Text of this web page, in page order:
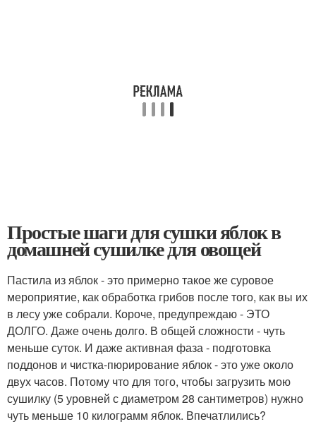
Простые шаги для сушки яблок в
домашней сушилке для овощей
Пастила из яблок - это примерно такое же суровое
мероприятие, как обработка грибов после того, как вы их
в лесу уже собрали. Короче, предупреждаю - ЭТО
ДОЛГО. Даже очень долго. В общей сложности - чуть
меньше суток. И даже активная фаза - подготовка
поддонов и чистка-пюрирование яблок - это уже около
двух часов. Потому что для того, чтобы загрузить мою
сушилку (5 уровней с диаметром 28 сантиметров) нужно
чуть меньше 10 килограмм яблок. Впечатлились?